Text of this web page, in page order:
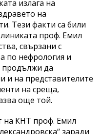
излага на
на
Тези факти са били
проф. Емил
свързани с
по нефрология и
продължи да
и на представителите
на среща,
още той.
на КНТ проф. Емил
заради